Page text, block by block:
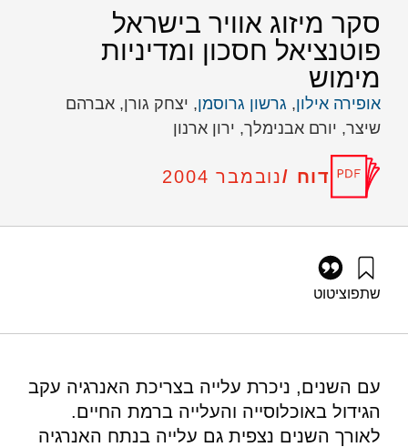
סקר מיזוג אוויר בישראל
פוטנציאל חסכון ומדיניות
מימוש
אופירה אילון, גרשון גרוסמן, יצחק גורן, אברהם
שיצר, יורם אבנימלך, ירון ארנון
דוח /נובמבר 2004
שתפוציטוט
conservation-potential-and-policy-measures
עם השנים, ניכרת עלייה בצריכת האנרגיה עקב
הגידול באוכלוסייה והעלייה ברמת החיים.
לאורך השנים נצפית גם עלייה בנתח האנרגיה